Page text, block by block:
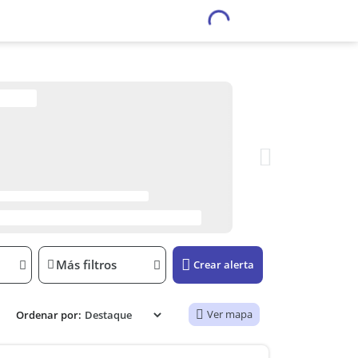
Más filtros Crear alerta
Ordenar por: Ver mapa